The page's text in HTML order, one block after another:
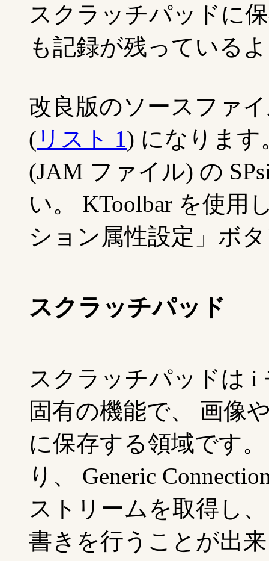
スクラッチパッドに
も記録が残っている
改良版のソースファイ
( リスト 1) になります
(JAM ファイル) の
い。 KToolbar を使用
ション属性設定」ボ
スクラッチパッド
スクラッチパッドは i
固有の機能で、 画像
に保存する領域です
り、 Generic
ストリームを取得し
書きを行うことが出